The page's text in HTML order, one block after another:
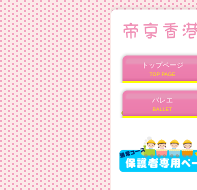
トップページ
TOP PAGE
バレエ
BALLET